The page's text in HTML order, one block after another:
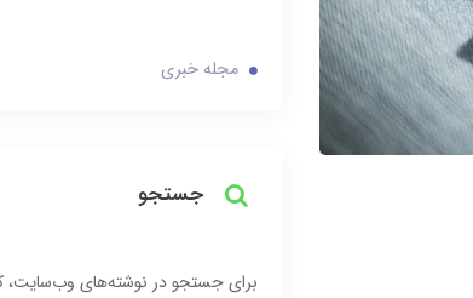
مجله خبری
جستجو
برای جستجو در نوشته‌های وب‌سایت،